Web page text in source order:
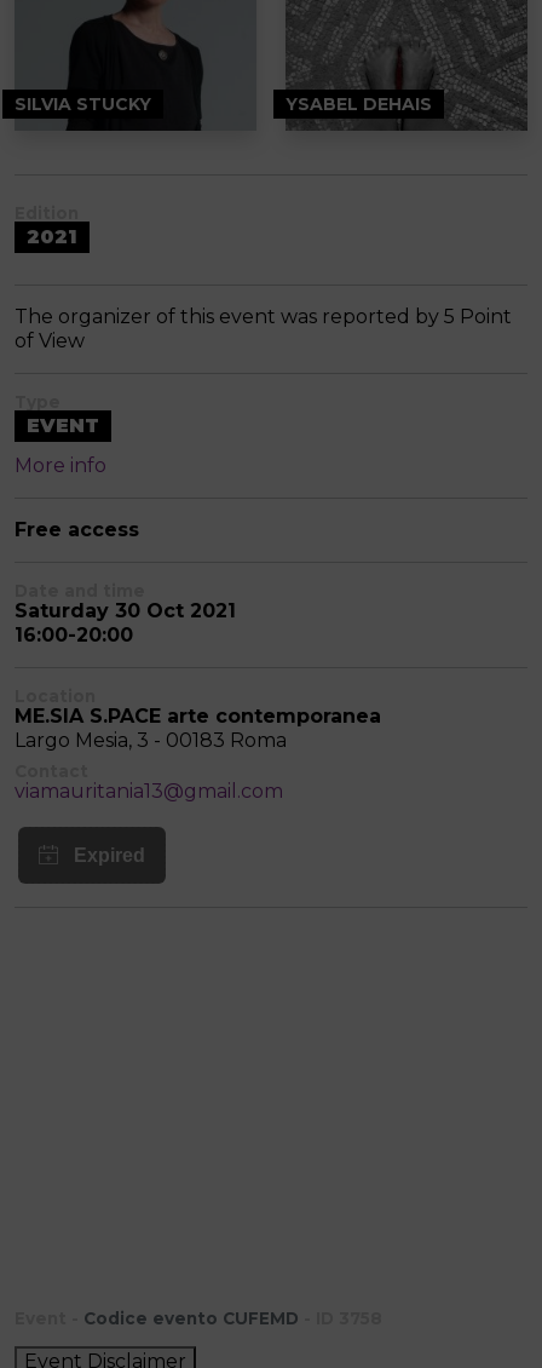
SILVIA STUCKY YSABEL DEHAIS
2021
The organizer of this event was reported by 5 Point
of View
EVENT
More info
Free access
Saturday 30 Oct 2021
16:00-20:00
ME.SIA S.PACE arte contemporanea
Largo Mesia, 3 - 00183 Roma
viamauritania13@gmail.com
Codice evento CUFEMD
Event Disclaimer